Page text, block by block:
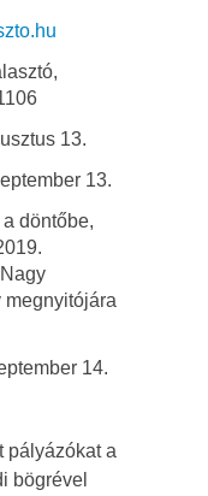
13.
13.
döntőbe,
megnyitójára
14.
pályázókat a
bögrével